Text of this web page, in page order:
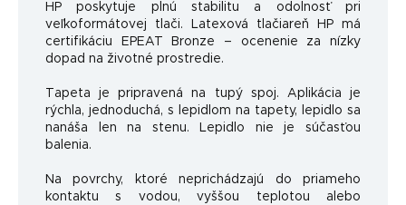
HP poskytuje plnú stabilitu a odolnosť pri
veľkoformátovej tlači. Latexová tlačiareň HP má
certifikáciu EPEAT Bronze – ocenenie za nízky
dopad na životné prostredie.
Tapeta je pripravená na tupý spoj. Aplikácia je
rýchla, jednoduchá, s lepidlom na tapety, lepidlo sa
nanáša len na stenu. Lepidlo nie je súčasťou
balenia.
Na povrchy, ktoré neprichádzajú do priameho
kontaktu s vodou, vyššou teplotou alebo